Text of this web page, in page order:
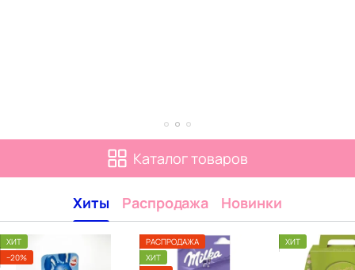
Каталог товаров
Хиты Распродажа Новинки
ХИТ
−20%
РАСПРОДАЖА
ХИТ
ХИТ